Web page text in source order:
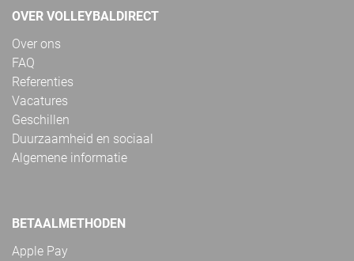
OVER VOLLEYBALDIRECT
Over ons
FAQ
Referenties
Vacatures
Geschillen
Duurzaamheid en sociaal
Algemene informatie
BETAALMETHODEN
Apple Pay